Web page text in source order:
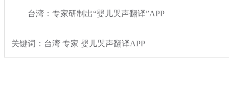
台湾：专家研制出“婴儿哭声翻译”APP
关键词：台湾 专家 婴儿哭声翻译APP